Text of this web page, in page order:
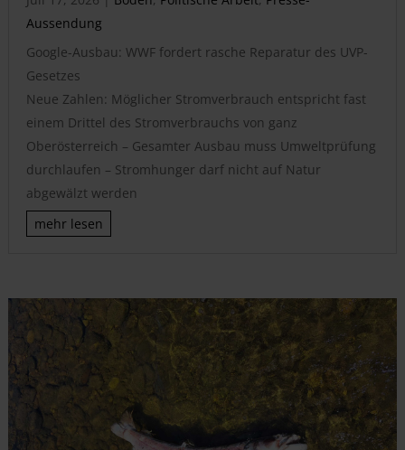
Aussendung
Google-Ausbau: WWF fordert rasche Reparatur des UVP-
Gesetzes
Neue Zahlen: Möglicher Stromverbrauch entspricht fast
einem Drittel des Stromverbrauchs von ganz
Oberösterreich – Gesamter Ausbau muss Umweltprüfung
durchlaufen – Stromhunger darf nicht auf Natur
abgewälzt werden
mehr lesen